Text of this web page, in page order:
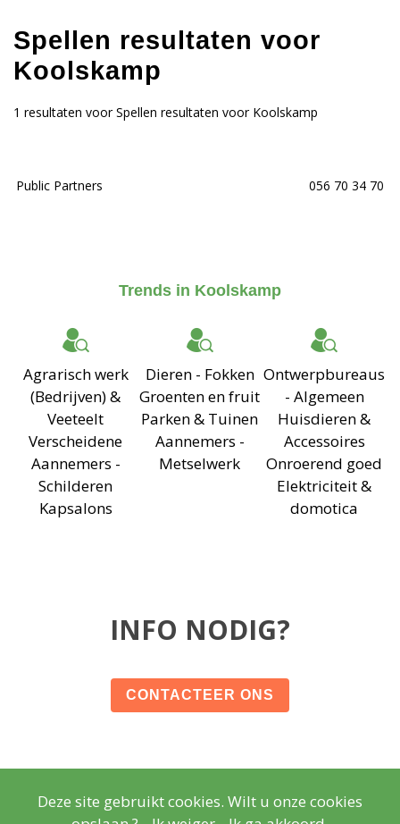
Spellen resultaten voor
Koolskamp
1 resultaten voor Spellen resultaten voor Koolskamp
Public Partners 056 70 34 70
Trends in Koolskamp
Agrarisch werk
(Bedrijven) &
Veeteelt
Verscheidene
Aannemers -
Schilderen
Kapsalons
Dieren - Fokken
Groenten en fruit
Parken & Tuinen
Aannemers -
Metselwerk
Ontwerpbureaus
- Algemeen
Huisdieren &
Accessoires
Onroerend goed
Elektriciteit &
domotica
INFO NODIG?
CONTACTEER ONS
© CopyrightWettelijke vermeldingen - Copyright2026
Deze site gebruikt cookies. Wilt u onze cookies